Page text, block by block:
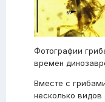
Фотографии
времен
Вместе с
несколько